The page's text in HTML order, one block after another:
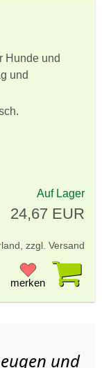
Hunde und
und
Auf Lager
24,67 EUR
zzgl. Versand
merken
und